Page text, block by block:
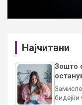
Најчитани
Зошто
бидејќи